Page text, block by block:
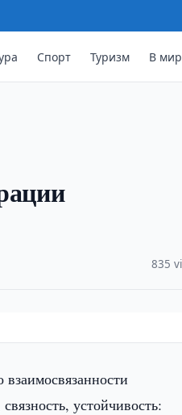
Спорт Туризм В
835
взаимосвязанности
устойчивость: